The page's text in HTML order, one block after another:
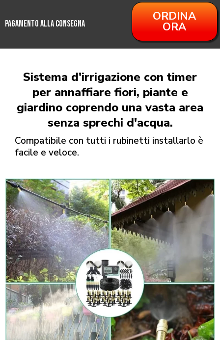
PAGAMENTO ALLA CONSEGNA
ORDINA
ORA
Sistema d'irrigazione con timer
per annaffiare fiori, piante e
giardino coprendo una vasta area
senza sprechi d'acqua.
Compatibile con tutti i rubinetti installarlo è
facile e veloce.